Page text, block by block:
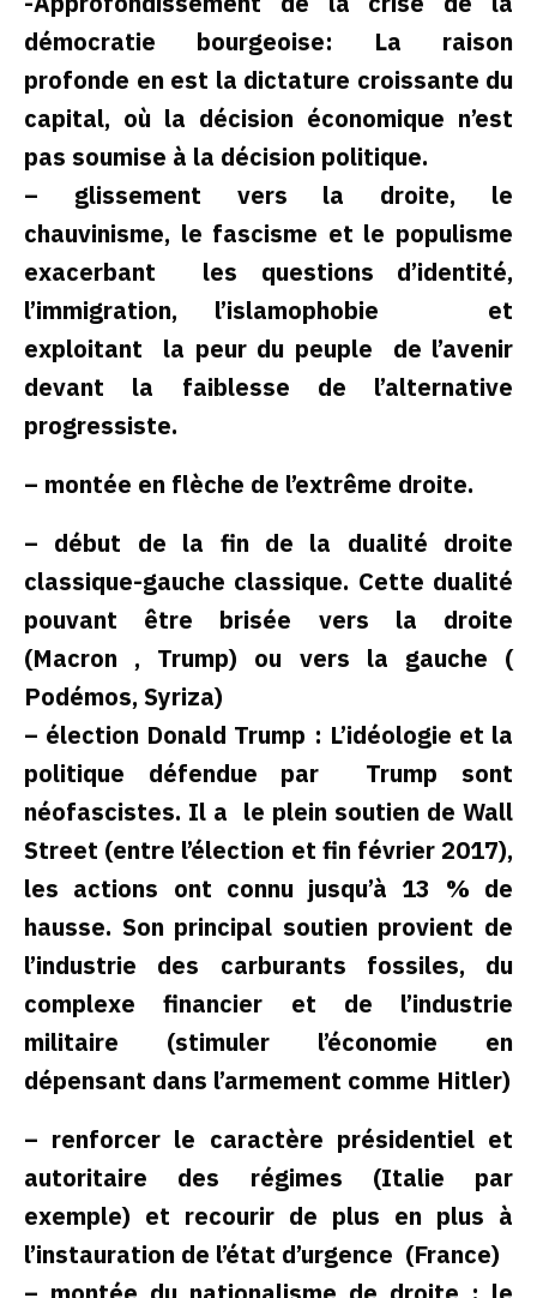
démocratie bourgeoise: La raison
profonde en est la dictature croissante du
capital, où la décision économique n’est
pas soumise à la décision politique.
– glissement vers la droite, le
chauvinisme, le fascisme et le populisme
exacerbant les questions d’identité,
l’immigration, l’islamophobie et
exploitant la peur du peuple de l’avenir
devant la faiblesse de l’alternative
progressiste.
– montée en flèche de l’extrême droite.
– début de la fin de la dualité droite
classique-gauche classique. Cette dualité
pouvant être brisée vers la droite
(Macron , Trump) ou vers la gauche (
Podémos, Syriza)
– élection Donald Trump : L’idéologie et la
politique défendue par Trump sont
néofascistes. Il a le plein soutien de Wall
Street (entre l’élection et fin février 2017),
les actions ont connu jusqu’à 13 % de
hausse. Son principal soutien provient de
l’industrie des carburants fossiles, du
complexe financier et de l’industrie
militaire (stimuler l’économie en
dépensant dans l’armement comme Hitler)
– renforcer le caractère présidentiel et
autoritaire des régimes (Italie par
exemple) et recourir de plus en plus à
l’instauration de l’état d’urgence (France)